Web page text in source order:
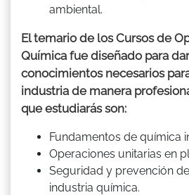
ambiental.
El temario de los Cursos de
Química fue diseñado para
conocimientos necesarios
industria de manera
que estudiarás son:
Fundamentos de química
Operaciones unitarias en
Seguridad y prevención
industria química.